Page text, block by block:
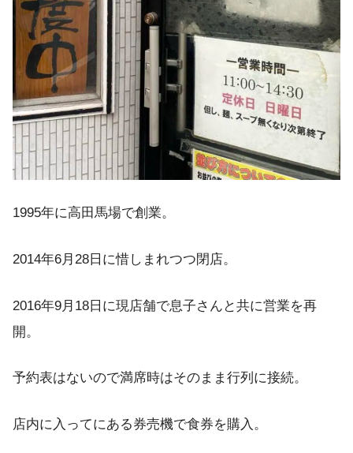
1995年に高田馬場で創業。
2014年6月28日に惜しまれつつ閉店。
2016年9月18日に現店舗で息子さんと共に営業を再
開。
予約表はないので満席時はそのまま行列に接続。
店内に入ってにある券売機で食券を購入。